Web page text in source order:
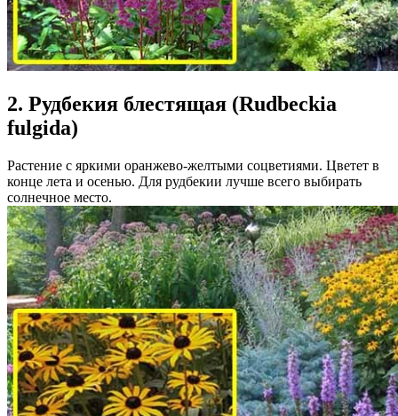
2. Рудбекия блестящая (Rudbeckia
fulgida)
Растение с яркими оранжево-желтыми соцветиями. Цветет в
конце лета и осенью. Для рудбекии лучше всего выбирать
солнечное место.